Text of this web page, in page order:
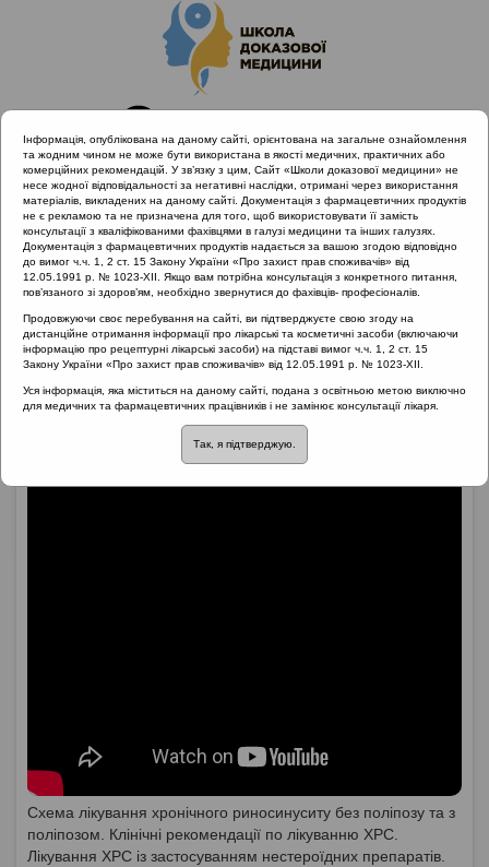
Головна
Матеріали за МКХ-11
12 Хвороби органів дихання
Схема лікування ХРС без та з поліпозом
Схема лікування ХРС
без та з поліпозом
Схема лікування хронічного риносинуситу без поліпозу та з
поліпозом. Клінічні рекомендації по лікуванню ХРС.
Лікування ХРС із застосуванням нестероїдних препаратів.
Інформація, опублікована на даному сайті, орієнтована на загальне ознайомлення
та жодним чином не може бути використана в якості медичних, практичних або
комерційних рекомендацій. У зв’язку з цим, Сайт «Школи доказової медицини» не
несе жодної відповідальності за негативні наслідки, отримані через використання
матеріалів, викладених на даному сайті. Документація з фармацевтичних продуктів
не є рекламою та не призначена для того, щоб використовувати її замість
консультації з кваліфікованими фахівцями в галузі медицини та інших галузях.
Документація з фармацевтичних продуктів надається за вашою згодою відповідно
до вимог ч.ч. 1, 2 ст. 15 Закону України «Про захист прав споживачів» від
12.05.1991 р. № 1023-XII. Якщо вам потрібна консультація з конкретного питання,
пов’язаного зі здоров’ям, необхідно звернутися до фахівців- професіоналів.
Продовжуючи своє перебування на сайті, ви підтверджуєте свою згоду на
дистанційне отримання інформації про лікарські та косметичні засоби (включаючи
інформацію про рецептурні лікарські засоби) на підставі вимог ч.ч. 1, 2 ст. 15
Закону України «Про захист прав споживачів» від 12.05.1991 р. № 1023-XII.
Уся інформація, яка міститься на даному сайті, подана з освітньою метою виключно
для медичних та фармацевтичних працівників і не замінює консультації лікаря.
Так, я підтверджую.